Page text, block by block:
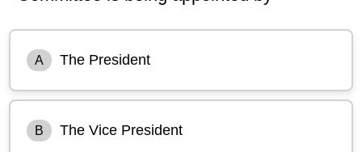
A The President
B The Vice President